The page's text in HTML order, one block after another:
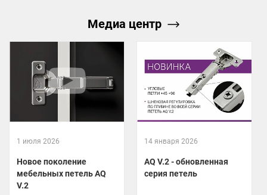
Медиа центр
1 июля 2026
Новое поколение
мебельных петель AQ
V.2
14 января 2026
AQ V.2 - обновленная
серия петель